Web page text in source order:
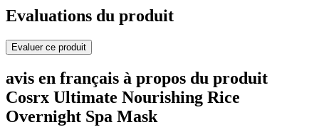
Evaluations du produit
Evaluer ce produit
avis en français à propos du produit
Cosrx Ultimate Nourishing Rice
Overnight Spa Mask